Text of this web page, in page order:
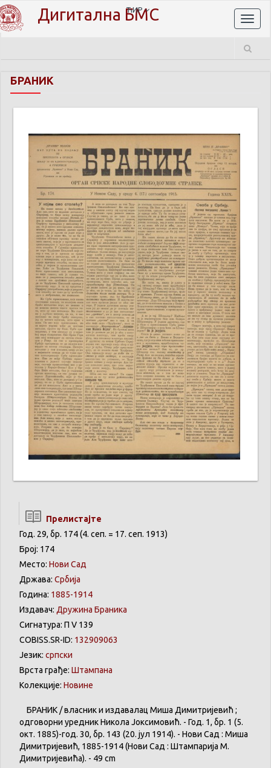
Дигитална БМС
ЋИР
БРАНИК
Прелистајте
Год. 29, бр. 174 (4. сеп. = 17. сеп. 1913)
Број: 174
Место: Нови Сад
Држава: Србија
Година: 1885-1914
Издавач: Дружина Браника
Сигнатура: П V 139
COBISS.SR-ID: 132909063
Језик: српски
Врста грађе: Штампана
Колекције: Новине
БРАНИК / власник и издавалац Миша Димитријевић ;
одговорни уредник Никола Јоксимовић. - Год. 1, бр. 1 (5.
окт. 1885)-год. 30, бр. 143 (20. јул 1914). - Нови Сад : Миша
Димитријевић, 1885-1914 (Нови Сад : Штампарија М.
Димитријевића). - 49 cm